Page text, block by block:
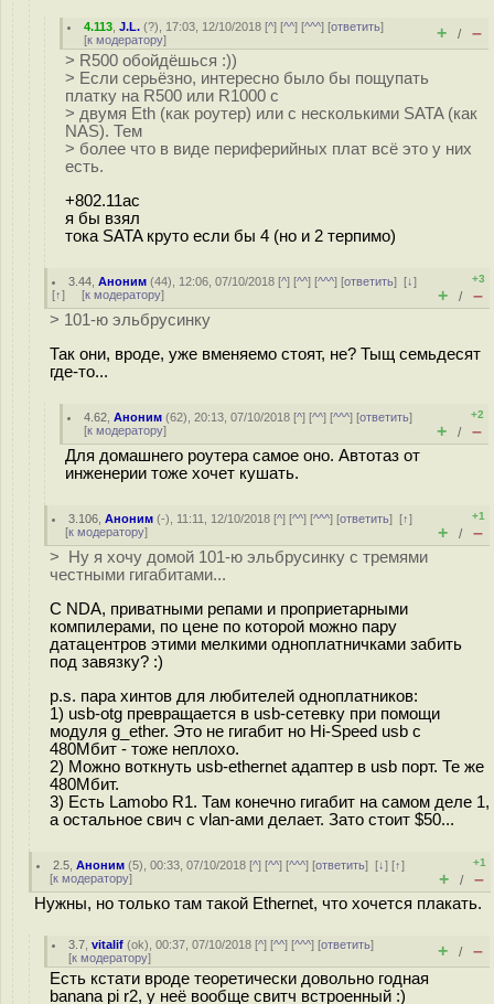
4.113 ,J.L. (?), 17:03, 12/10/2018 [^] [^^] [^^^] [ответить]
[к модератору] + / –
> R500 обойдёшься :))
> Eсли серьёзно, интересно было бы пощупать
платку на R500 или R1000 с
> двумя Eth (как роутер) или с несколькими SATA (как
NAS). Тем
> более что в виде периферийных плат всё это у них
есть.
+802.11ac
я бы взял
тока SATA круто если бы 4 (но и 2 терпимо)
3.44 ,Аноним (44), 12:06, 07/10/2018 [^] [^^] [^^^] [ответить][↓]
[↑] [к модератору]
+3
+ / –
> 101-ю эльбрусинку
Так они, вроде, уже вменяемо стоят, не? Тыщ семьдесят
где-то...
4.62 ,Аноним (62), 20:13, 07/10/2018 [^] [^^] [^^^] [ответить]
[к модератору]
+2
+ / –
Для домашнего роутера самое оно. Автотаз от
инженерии тоже хочет кушать.
3.106 ,Аноним (-), 11:11, 12/10/2018 [^] [^^] [^^^] [ответить][↑]
[к модератору]
+1
+ / –
> Ну я хочу домой 101-ю эльбрусинку с тремями
честными гигабитами...
С NDA, приватными репами и проприетарными
компилерами, по цене по которой можно пару
датацентров этими мелкими одноплатничками забить
под завязку? :)
p.s. пара хинтов для любителей одноплатников:
1) usb-otg превращается в usb-сетевку при помощи
модуля g_ether. Это не гигабит но Hi-Speed usb с
480Мбит - тоже неплохо.
2) Можно воткнуть usb-ethernet адаптер в usb порт. Те же
480Мбит.
3) Есть Lamobo R1. Там конечно гигабит на самом деле 1,
а остальное свич с vlan-ами делает. Зато стоит $50...
2.5 ,Аноним (5), 00:33, 07/10/2018 [^] [^^] [^^^] [ответить][↓] [↑]
[к модератору]
+1
+ / –
Нужны, но только там такой Ethernet, что хочется плакать.
3.7 ,vitalif (ok), 00:37, 07/10/2018 [^] [^^] [^^^] [ответить]
[к модератору] + / –
Есть кстати вроде теоретически довольно годная
banana pi r2, у неё вообще свитч встроенный :)